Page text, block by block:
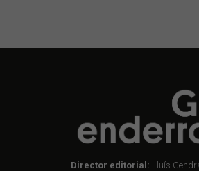
Director editorial: Lluís